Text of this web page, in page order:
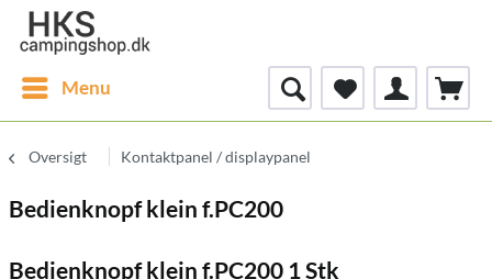
Menu
Oversigt Kontaktpanel / displaypanel
Bedienknopf klein f.PC200
Bedienknopf klein f.PC200 1 Stk